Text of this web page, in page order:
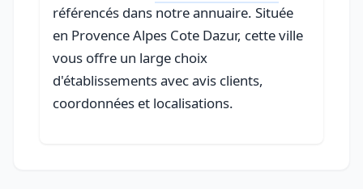
référencés dans notre annuaire. Située
en Provence Alpes Cote Dazur, cette ville
vous offre un large choix
d'établissements avec avis clients,
coordonnées et localisations.